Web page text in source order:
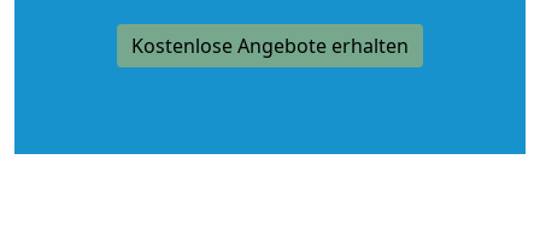
Kostenlose Angebote erhalten